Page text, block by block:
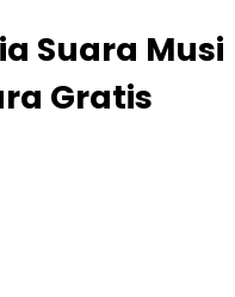
Suara Musi
Gratis